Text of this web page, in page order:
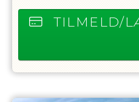
TILMELD/